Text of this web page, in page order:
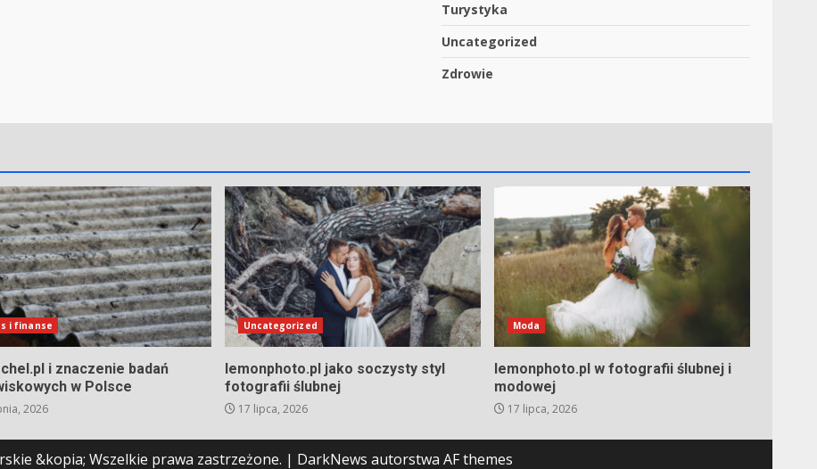
Turystyka
Uncategorized
Zdrowie
i finanse
i znaczenie badań
w Polsce
2026
Uncategorized
lemonphoto.pl jako soczysty styl
fotografii ślubnej
17 lipca, 2026
Moda
lemonphoto.pl w fotografii ślubnej i
modowej
17 lipca, 2026
&kopia; Wszelkie prawa zastrzeżone. | DarkNews autorstwa AF themes